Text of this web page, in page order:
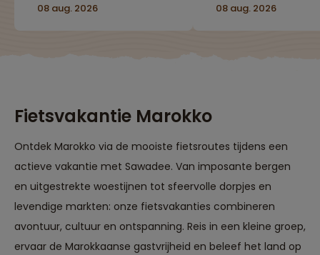
08 aug. 2026 08 aug. 2026
Fietsvakantie Marokko
Ontdek Marokko via de mooiste fietsroutes tijdens een
actieve vakantie met Sawadee. Van imposante bergen
en uitgestrekte woestijnen tot sfeervolle dorpjes en
levendige markten: onze fietsvakanties combineren
avontuur, cultuur en ontspanning. Reis in een kleine groep,
ervaar de Marokkaanse gastvrijheid en beleef het land op